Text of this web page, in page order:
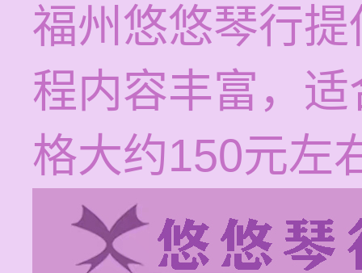
福州悠悠琴行
程内容丰富，
格大约150元左